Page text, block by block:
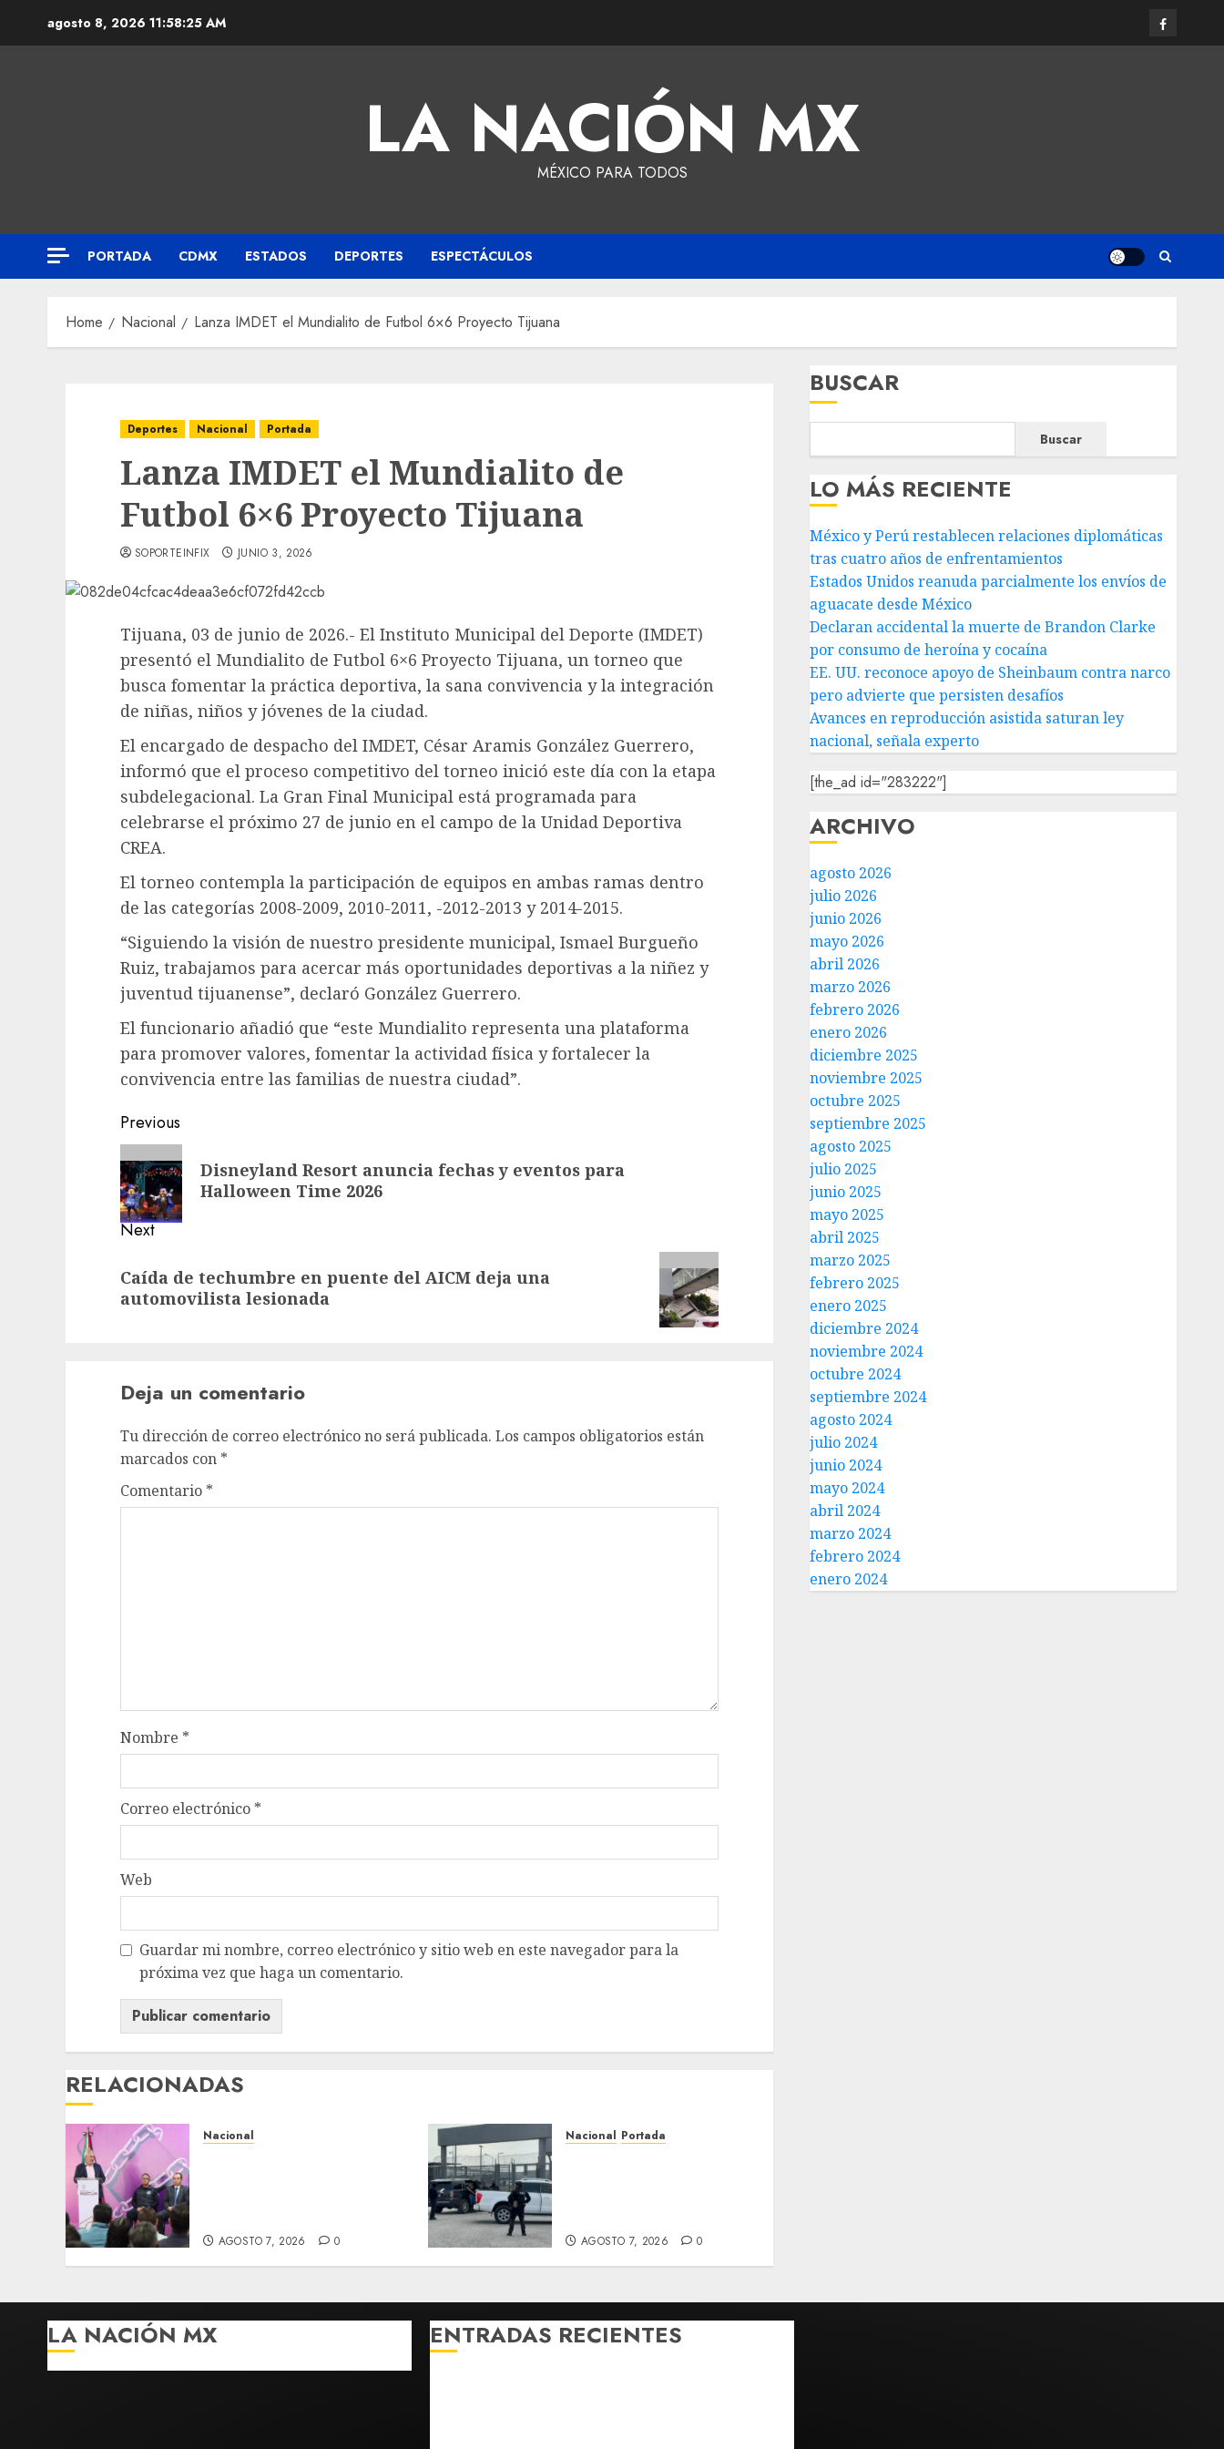
agosto 8, 2026 11:58:25 AM
LA NACIÓN MX
MÉXICO PARA TODOS
PORTADA CDMX ESTADOS DEPORTES ESPECTÁCULOS
Home Nacional Lanza IMDET el Mundialito de Futbol 6×6 Proyecto Tijuana
Deportes Nacional Portada
Lanza IMDET el Mundialito de
Futbol 6×6 Proyecto Tijuana
SOPORTEINFIX JUNIO 3, 2026
Tijuana, 03 de junio de 2026.- El Instituto Municipal del Deporte (IMDET)
presentó el Mundialito de Futbol 6×6 Proyecto Tijuana, un torneo que
busca fomentar la práctica deportiva, la sana convivencia y la integración
de niñas, niños y jóvenes de la ciudad.
El encargado de despacho del IMDET, César Aramis González Guerrero,
informó que el proceso competitivo del torneo inició este día con la etapa
subdelegacional. La Gran Final Municipal está programada para
celebrarse el próximo 27 de junio en el campo de la Unidad Deportiva
CREA.
El torneo contempla la participación de equipos en ambas ramas dentro
de las categorías 2008-2009, 2010-2011, -2012-2013 y 2014-2015.
“Siguiendo la visión de nuestro presidente municipal, Ismael Burgueño
Ruiz, trabajamos para acercar más oportunidades deportivas a la niñez y
juventud tijuanense”, declaró González Guerrero.
El funcionario añadió que “este Mundialito representa una plataforma
para promover valores, fomentar la actividad física y fortalecer la
convivencia entre las familias de nuestra ciudad”.
Previous
Disneyland Resort anuncia fechas y eventos para
Halloween Time 2026
Next
Caída de techumbre en puente del AICM deja una
automovilista lesionada
Deja un comentario
Tu dirección de correo electrónico no será publicada. Los campos obligatorios están
marcados con *
Comentario *
Nombre *
Correo electrónico *
Web
Guardar mi nombre, correo electrónico y sitio web en este navegador para la
próxima vez que haga un comentario.
RELACIONADAS
Nacional
AGOSTO 7, 2026 0
Nacional Portada
AGOSTO 7, 2026 0
BUSCAR
Buscar
LO MÁS RECIENTE
México y Perú restablecen relaciones diplomáticas
tras cuatro años de enfrentamientos
Estados Unidos reanuda parcialmente los envíos de
aguacate desde México
Declaran accidental la muerte de Brandon Clarke
por consumo de heroína y cocaína
EE. UU. reconoce apoyo de Sheinbaum contra narco
pero advierte que persisten desafíos
Avances en reproducción asistida saturan ley
nacional, señala experto
[the_ad id="283222"]
ARCHIVO
agosto 2026
julio 2026
junio 2026
mayo 2026
abril 2026
marzo 2026
febrero 2026
enero 2026
diciembre 2025
noviembre 2025
octubre 2025
septiembre 2025
agosto 2025
julio 2025
junio 2025
mayo 2025
abril 2025
marzo 2025
febrero 2025
enero 2025
diciembre 2024
noviembre 2024
octubre 2024
septiembre 2024
agosto 2024
julio 2024
junio 2024
mayo 2024
abril 2024
marzo 2024
febrero 2024
enero 2024
LA NACIÓN MX ENTRADAS RECIENTES